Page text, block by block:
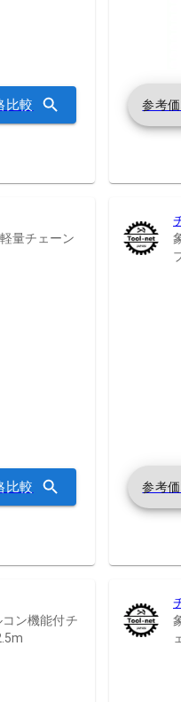
比較 参考
量チェーン
比較 参考
ン機能付チ